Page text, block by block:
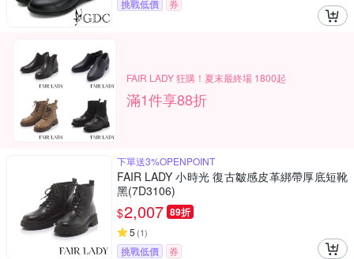
挑戰低價 券
FAIR LADY 狂購！夏末最終場 1800起
滿1件享88折
下單送3%OPENPOINT
FAIR LADY 小時光 復古皺感皮革綁帶厚底短靴
黑(7D3106)
$2,007 89折
5 (1)
挑戰低價
券